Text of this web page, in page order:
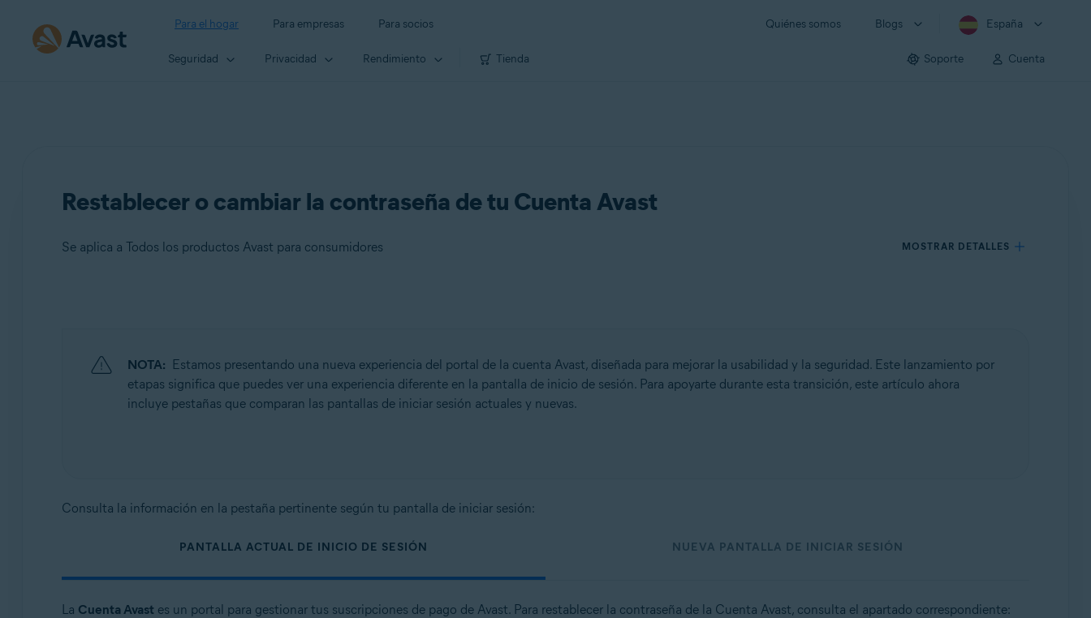
Para el hogar Para empresas Para socios Quiénes somos Blogs España
Seguridad Privacidad Rendimiento Tienda Soporte Cuenta
Restablecer o cambiar la contraseña de tu Cuenta Avast
Se aplica a Todos los productos Avast para consumidores MOSTRAR DETALLES
Sistemas operativos:
Todos los sistemas operativos compatibles
NOTA: Estamos presentando una nueva experiencia del portal de la cuenta Avast, diseñada para mejorar la usabilidad y la seguridad. Este lanzamiento por
etapas significa que puedes ver una experiencia diferente en la pantalla de inicio de sesión. Para apoyarte durante esta transición, este artículo ahora
incluye pestañas que comparan las pantallas de iniciar sesión actuales y nuevas.
Consulta la información en la pestaña pertinente según tu pantalla de iniciar sesión:
PANTALLA ACTUAL DE INICIO DE SESIÓN NUEVA PANTALLA DE INICIAR SESIÓN
La Cuenta Avast es un portal para gestionar tus suscripciones de pago de Avast. Para restablecer la contraseña de la Cuenta Avast, consulta el apartado correspondiente: